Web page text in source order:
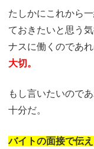
たしかにこれから
ておきたいと思う
ナスに働くのであ
大切。
もし言いたいので
十分だ。
バイトの面接で伝